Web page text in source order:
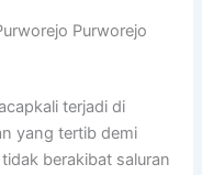
Purworejo
terjadi di
yang tertib demi
berakibat saluran